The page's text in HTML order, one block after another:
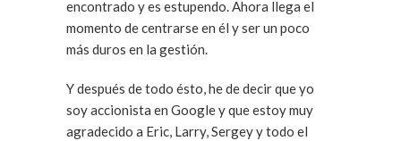
encontrado y es estupendo. Ahora llega el
momento de centrarse en él y ser un poco
más duros en la gestión.
Y después de todo ésto, he de decir que yo
soy accionista en Google y que estoy muy
agradecido a Eric, Larry, Sergey y todo el